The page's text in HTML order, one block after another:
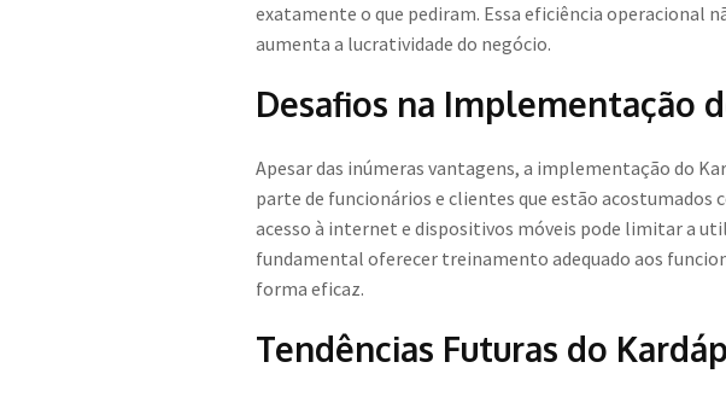
exatamente o que pediram. Essa eficiência operacional
aumenta a lucratividade do negócio.
Desafios na Implementação
Apesar das inúmeras vantagens, a implementação do
parte de funcionários e clientes que estão acostumados
acesso à internet e dispositivos móveis pode limitar a
fundamental oferecer treinamento adequado aos
forma eficaz.
Tendências Futuras do